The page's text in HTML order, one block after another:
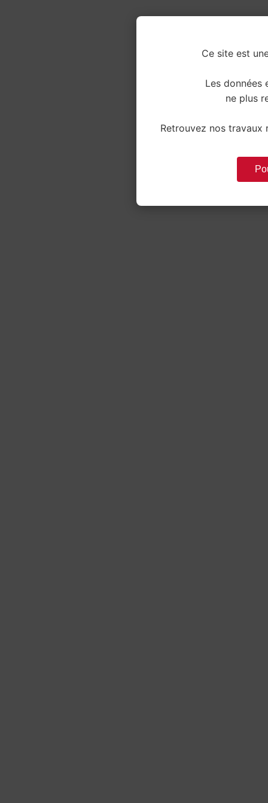
Ce site est
Les données
ne plus
Retrouvez nos